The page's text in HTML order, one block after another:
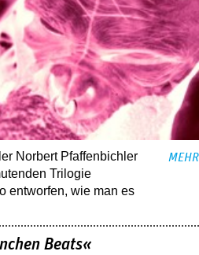
Norbert Pfaffenbichler
Trilogie
entworfen, wie man es
MEHR
Beats«